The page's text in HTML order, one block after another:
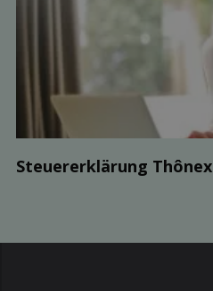
Steuer­erklärung Thônex